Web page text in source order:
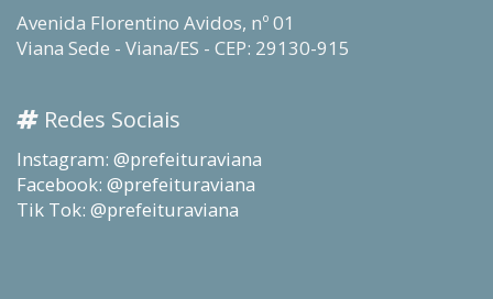
Avenida Florentino Avidos, nº 01
Viana Sede - Viana/ES - CEP: 29130-915
Redes Sociais
Instagram: @prefeituraviana
Facebook: @prefeituraviana
Tik Tok: @prefeituraviana